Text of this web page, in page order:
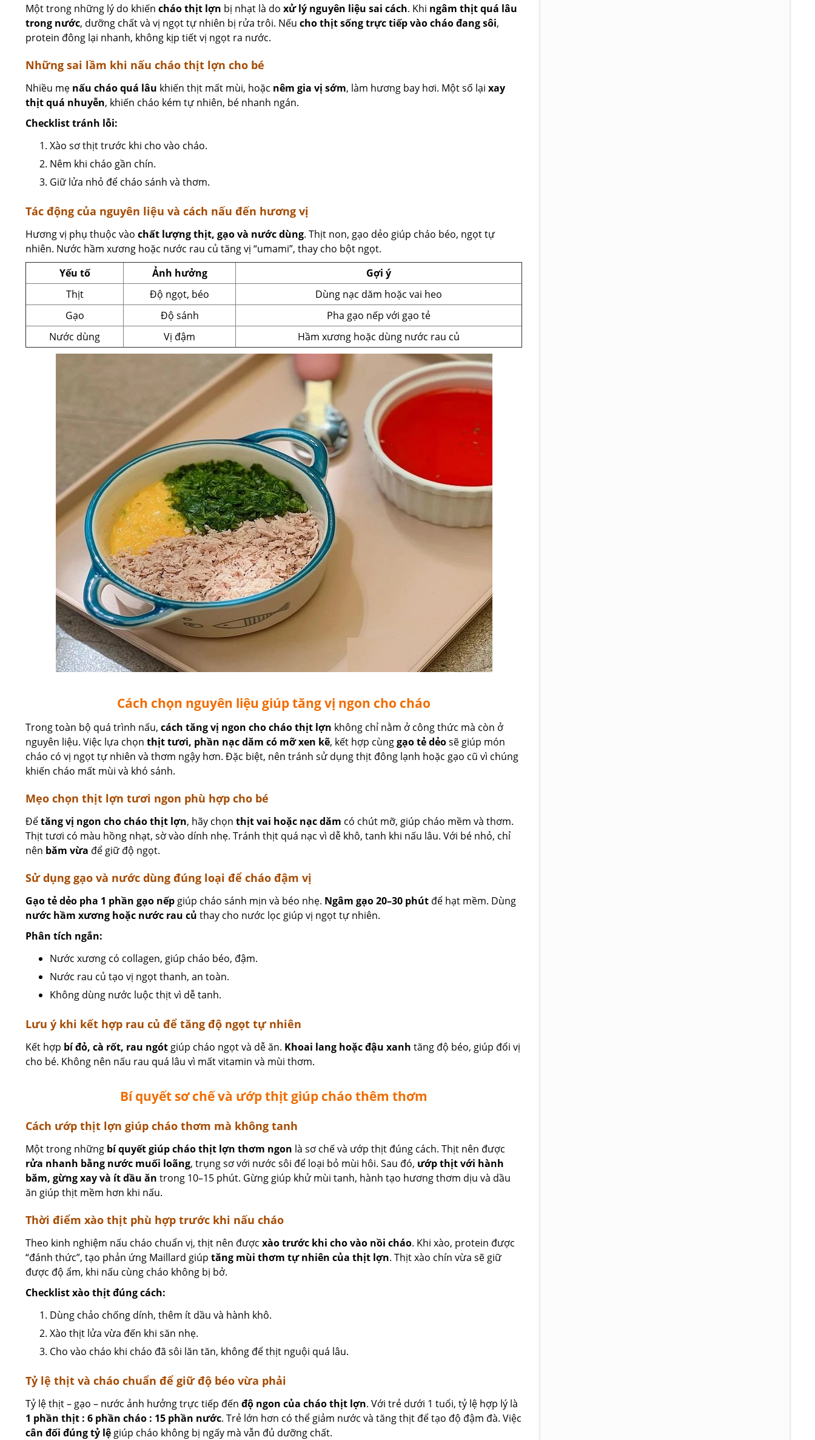
Một trong những lý do khiến cháo thịt lợn bị nhạt là do xử lý nguyên liệu sai cách. Khi ngâm thịt quá lâu
trong nước, dưỡng chất và vị ngọt tự nhiên bị rửa trôi. Nếu cho thịt sống trực tiếp vào cháo đang sôi,
protein đông lại nhanh, không kịp tiết vị ngọt ra nước.
Những sai lầm khi nấu cháo thịt lợn cho bé
Nhiều mẹ nấu cháo quá lâu khiến thịt mất mùi, hoặc nêm gia vị sớm, làm hương bay hơi. Một số lại xay
thịt quá nhuyễn, khiến cháo kém tự nhiên, bé nhanh ngán.
Checklist tránh lỗi:
Xào sơ thịt trước khi cho vào cháo.
Nêm khi cháo gần chín.
Giữ lửa nhỏ để cháo sánh và thơm.
Tác động của nguyên liệu và cách nấu đến hương vị
Hương vị phụ thuộc vào chất lượng thịt, gạo và nước dùng. Thịt non, gạo dẻo giúp cháo béo, ngọt tự
nhiên. Nước hầm xương hoặc nước rau củ tăng vị “umami”, thay cho bột ngọt.
Yếu tố
Ảnh hưởng
Gợi ý
Thịt
Độ ngọt, béo
Dùng nạc dăm hoặc vai heo
Gạo
Độ sánh
Pha gạo nếp với gạo tẻ
Nước dùng
Vị đậm Hầm xương hoặc dùng nước rau củ
Cách chọn nguyên liệu giúp tăng vị ngon cho cháo
Trong toàn bộ quá trình nấu, cách tăng vị ngon cho cháo thịt lợn không chỉ nằm ở công thức mà còn ở
nguyên liệu. Việc lựa chọn thịt tươi, phần nạc dăm có mỡ xen kẽ, kết hợp cùnggạo tẻ dẻosẽ giúp món
cháo có vị ngọt tự nhiên và thơm ngậy hơn. Đặc biệt, nên tránh sử dụng thịt đông lạnh hoặc gạo cũ vì chúng
khiến cháo mất mùi và khó sánh.
Mẹo chọn thịt lợn tươi ngon phù hợp cho bé
Đểtăng vị ngon cho cháo thịt lợn, hãy chọn thịt vai hoặc nạc dăm có chút mỡ, giúp cháo mềm và thơm.
Thịt tươi có màu hồng nhạt, sờ vào dính nhẹ. Tránh thịt quá nạc vì dễ khô, tanh khi nấu lâu. Với bé nhỏ, chỉ
nên băm vừa để giữ độ ngọt.
Sử dụng gạo và nước dùng đúng loại để cháo đậm vị
Gạo tẻ dẻo pha 1 phần gạo nếp giúp cháo sánh mịn và béo nhẹ. Ngâm gạo 20–30 phút để hạt mềm. Dùng
nước hầm xương hoặc nước rau củ thay cho nước lọc giúp vị ngọt tự nhiên.
Phân tích ngắn:
Nước xương có collagen, giúp cháo béo, đậm.
Nước rau củ tạo vị ngọt thanh, an toàn.
Không dùng nước luộc thịt vì dễ tanh.
Lưu ý khi kết hợp rau củ để tăng độ ngọt tự nhiên
Kết hợp bí đỏ, cà rốt, rau ngót giúp cháo ngọt và dễ ăn. Khoai lang hoặc đậu xanh tăng độ béo, giúp đổi vị
cho bé. Không nên nấu rau quá lâu vì mất vitamin và mùi thơm.
Bí quyết sơ chế và ướp thịt giúp cháo thêm thơm
Cách ướp thịt lợn giúp cháo thơm mà không tanh
Một trong những bí quyết giúp cháo thịt lợn thơm ngon là sơ chế và ướp thịt đúng cách. Thịt nên được
rửa nhanh bằng nước muối loãng, trụng sơ với nước sôi để loại bỏ mùi hôi. Sau đó, ướp thịt với hành
băm, gừng xay và ít dầu ăn trong 10–15 phút. Gừng giúp khử mùi tanh, hành tạo hương thơm dịu và dầu
ăn giúp thịt mềm hơn khi nấu.
Thời điểm xào thịt phù hợp trước khi nấu cháo
Theo kinh nghiệm nấu cháo chuẩn vị, thịt nên được xào trước khi cho vào nồi cháo. Khi xào, protein được
“đánh thức”, tạo phản ứng Maillard giúp tăng mùi thơm tự nhiên của thịt lợn. Thịt xào chín vừa sẽ giữ
được độ ẩm, khi nấu cùng cháo không bị bở.
Checklist xào thịt đúng cách:
Dùng chảo chống dính, thêm ít dầu và hành khô.
Xào thịt lửa vừa đến khi săn nhẹ.
Cho vào cháo khi cháo đã sôi lăn tăn, không để thịt nguội quá lâu.
Tỷ lệ thịt và cháo chuẩn để giữ độ béo vừa phải
Tỷ lệ thịt – gạo – nước ảnh hưởng trực tiếp đến độ ngon của cháo thịt lợn. Với trẻ dưới 1 tuổi, tỷ lệ hợp lý là
1 phần thịt : 6 phần cháo : 15 phần nước. Trẻ lớn hơn có thể giảm nước và tăng thịt để tạo độ đậm đà. Việc
cân đối đúng tỷ lệ giúp cháo không bị ngấy mà vẫn đủ dưỡng chất.